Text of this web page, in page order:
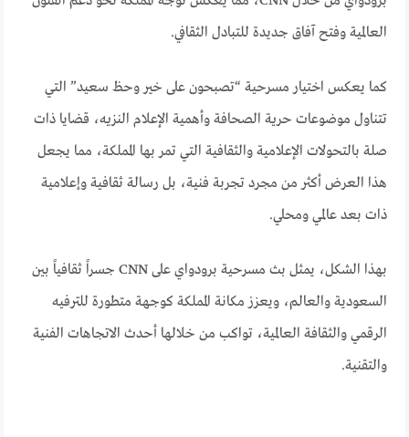
العالمية وفتح آفاق جديدة للتبادل الثقافي.
كما يعكس اختيار مسرحية “تصبحون على خير وحظ سعيد” التي
تتناول موضوعات حرية الصحافة وأهمية الإعلام النزيه، قضايا ذات
صلة بالتحولات الإعلامية والثقافية التي تمر بها المملكة، مما يجعل
هذا العرض أكثر من مجرد تجربة فنية، بل رسالة ثقافية وإعلامية
ذات بعد عالمي ومحلي.
بهذا الشكل، يمثل بث مسرحية برودواي على CNN جسراً ثقافياً بين
السعودية والعالم، ويعزز مكانة المملكة كوجهة متطورة للترفيه
الرقمي والثقافة العالمية، تواكب من خلالها أحدث الاتجاهات الفنية
والتقنية.